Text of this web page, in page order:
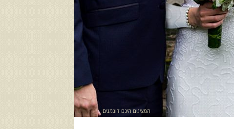
המציגים הינם דוגמנים